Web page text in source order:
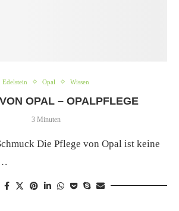
Edelstein Opal Wissen
OPAL – OPALPFLEGE
3 Minuten
Die Pflege von Opal ist keine